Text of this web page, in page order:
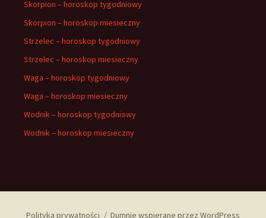
Skorpion – horoskop tygodniowy
Skorpion – horoskop miesieczny
Strzelec – horoskop tygodniowy
Strzelec – horoskop miesieczny
Waga – horoskop tygodniowy
Waga – horoskop miesieczny
Wodnik – horoskop tygodniowy
Wodnik – horoskop miesieczny
Polityka prywatności Dumnie wspierane przez WordPress